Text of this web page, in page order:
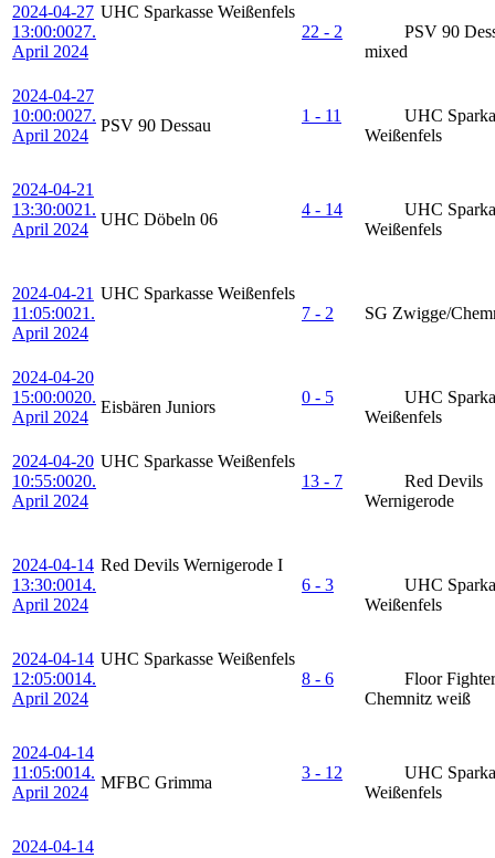
2024-04-27
13:00:0027.
April 2024
UHC Sparkasse Weißenfels
22 - 2
PSV 90
mixed
2024-04-27
10:00:0027.
April 2024
PSV 90 Dessau
1 - 11
UHC
Weißenfels
2024-04-21
13:30:0021.
April 2024
UHC Döbeln 06
4 - 14
UHC
Weißenfels
2024-04-21
11:05:0021.
April 2024
UHC Sparkasse Weißenfels
7 - 2
SG Zwigge/
2024-04-20
15:00:0020.
April 2024
Eisbären Juniors
0 - 5
UHC
Weißenfels
2024-04-20
10:55:0020.
April 2024
UHC Sparkasse Weißenfels
13 - 7
Red Devils
Wernigerode
2024-04-14
13:30:0014.
April 2024
Red Devils Wernigerode I
6 - 3
UHC
Weißenfels
2024-04-14
12:05:0014.
April 2024
UHC Sparkasse Weißenfels
8 - 6
Floor
Chemnitz weiß
2024-04-14
11:05:0014.
April 2024
MFBC Grimma
3 - 12
UHC
Weißenfels
2024-04-14